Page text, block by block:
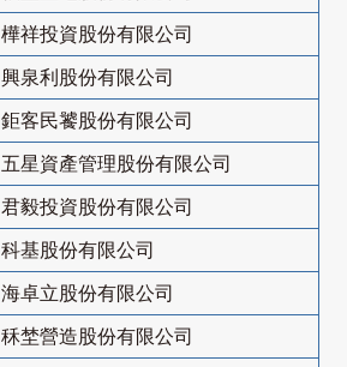
樺祥投資股份有限公司
興泉利股份有限公司
鉅客民饕股份有限公司
五星資產管理股份有限公司
君毅投資股份有限公司
科基股份有限公司
海卓立股份有限公司
秝埜營造股份有限公司